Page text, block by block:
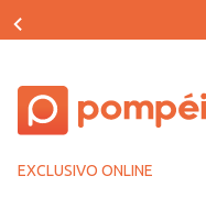
EXCLUSIVO ONLINE